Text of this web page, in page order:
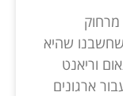
מרחוק
שהיא
וריאנט
ארגונים